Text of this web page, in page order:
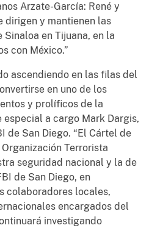
Arzate-García: René y
dirigen y mantienen las
en Tijuana, en la
con México.”
ascendiendo en las filas del
en uno de los
y prolíficos de la
especial a cargo Mark Dargis,
de San Diego. “El Cártel de
Terrorista
seguridad nacional y la de
de San Diego, en
colaboradores locales,
encargados del
investigando